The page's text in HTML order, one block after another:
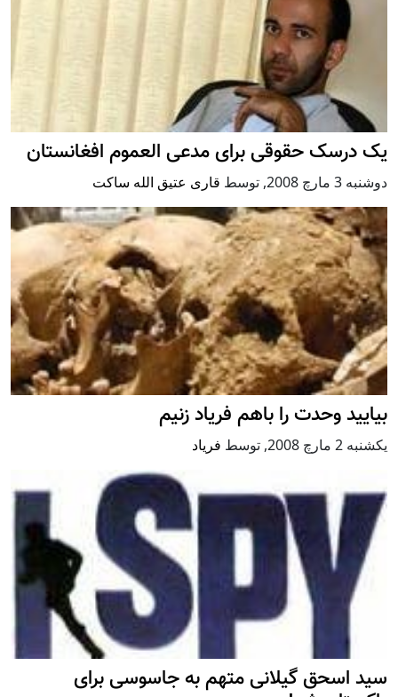
یک درسک حقوقی برای مدعی العموم افغانستان
دوشنبه 3 مارچ 2008 , توسط قاری عتیق الله ساکت
بياييد وحدت را باهم فرياد زنيم
يكشنبه 2 مارچ 2008 , توسط فرياد
سید اسحق گیلانی متهم به جاسوسی برای